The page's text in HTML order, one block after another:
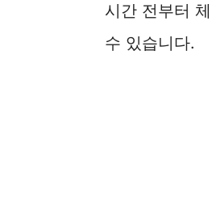
시간 전부터
수 있습니다.